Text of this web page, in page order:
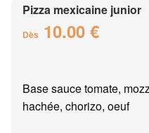
Pizza mexicaine junior
Dès 10.00 €
Base sauce tomate,
hachée, chorizo, oeuf